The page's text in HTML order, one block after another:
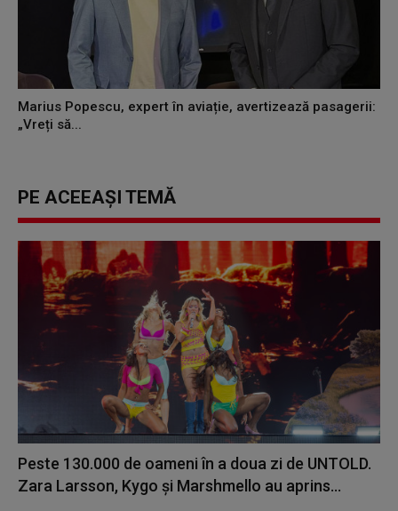
Marius Popescu, expert în aviație, avertizează pasagerii:
„Vreți să...
PE ACEEAȘI TEMĂ
Peste 130.000 de oameni în a doua zi de UNTOLD.
Zara Larsson, Kygo și Marshmello au aprins...